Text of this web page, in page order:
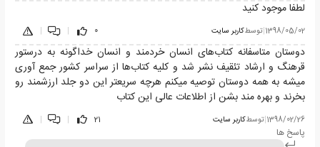
لطفا موجود کنید
1398/05/02
|توسطکاربر سایت 0
|
|
دوستان متاسفانه کتاب‌های انسان خردمند و انسان خداگونه به درستور
قرهنگ و ارشاد تئقیف نشر شد و کلیه کتاب‌ها از سراسر کشور جمع آوری
میشه به همه دوستان توصیه میکنم هرچه سریعتر این دو جلد ارزشمند رو
بخرند و بهره مند بشن از اطلاعات عالی این کتاب
1398/02/26
|توسطکاربر سایت 21
|
|
پاسخ ها